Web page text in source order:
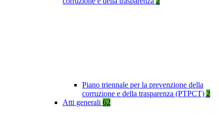
Piano triennale per la prevenzione della
corruzione e della trasparenza (PTPCT) 2
Atti generali 62